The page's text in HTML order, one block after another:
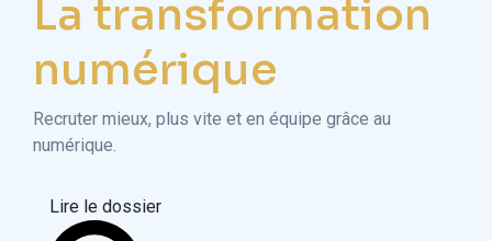
La transformation
numérique
Recruter mieux, plus vite et en équipe grâce au
numérique.
Lire le dossier